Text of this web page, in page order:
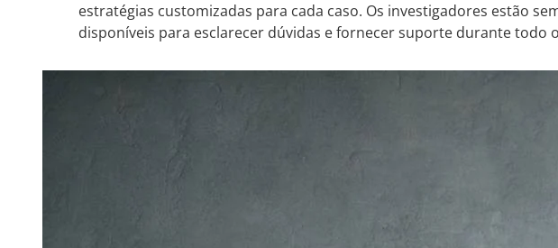
estratégias customizadas para cada caso. Os investigadores estão
disponíveis para esclarecer dúvidas e fornecer suporte durante todo